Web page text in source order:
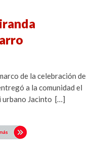
de la celebración de
a la comunidad el
urbano Jacinto […]